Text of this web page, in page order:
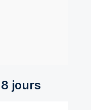
jours